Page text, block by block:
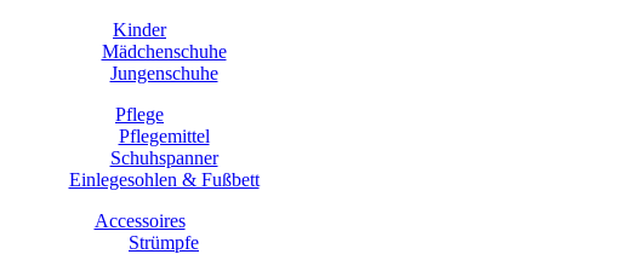
Kinder
Mädchenschuhe
Jungenschuhe
Pflege
Pflegemittel
Schuhspanner
Einlegesohlen & Fußbett
Accessoires
Strümpfe